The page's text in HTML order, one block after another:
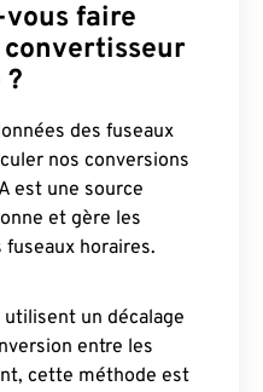
faire
des fuseaux
nos conversions
est une source
et gère les
horaires.
un décalage
entre les
cette méthode est